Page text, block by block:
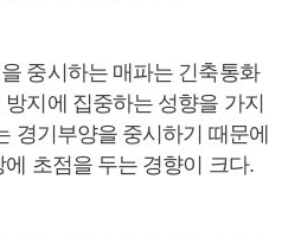
중시하는 매파는 긴축통화
지에 집중하는 성향을 가지
경기부양을 중시하기 때문에
초점을 두는 경향이 크다.